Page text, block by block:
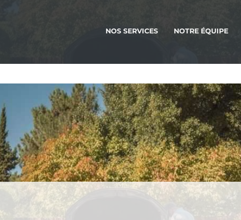
NOS SERVICES NOTRE ÉQUIPE